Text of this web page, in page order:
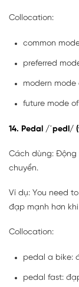
Collocation:
common
preferred
modern
future mode
14. Pedal /ˈpedl/
Cách dùng:
chuyển.
Ví dụ: You need
đạp mạnh hơn
Collocation:
pedal a bike:
pedal fast: